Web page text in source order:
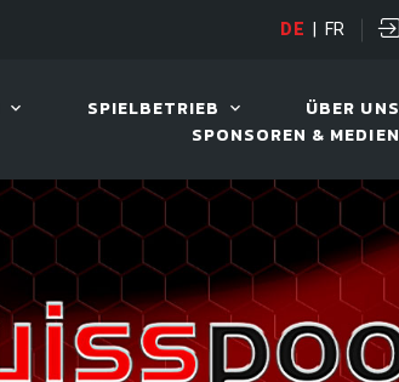
DE FR
SPIELBETRIEB
ÜBER UNS
SPONSOREN & MEDIEN